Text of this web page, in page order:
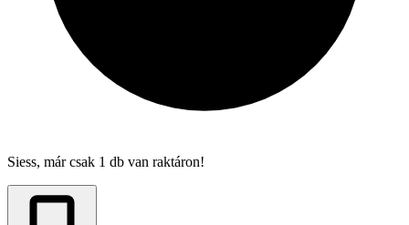
Siess, már csak 1 db van raktáron!